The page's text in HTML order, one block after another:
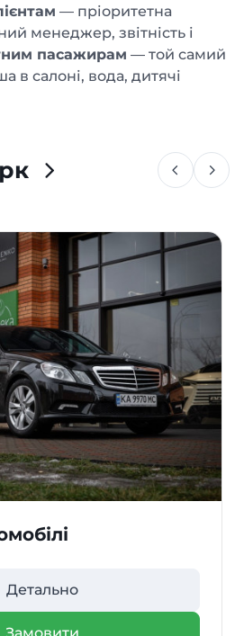
— пріоритетна
менеджер, звітність і
пасажирам — той самий
в салоні, вода, дитячі
Детально
Замовити